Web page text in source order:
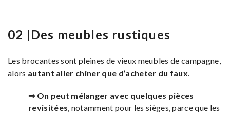
02 |Des meubles rustiques
Les brocantes sont pleines de vieux meubles de campagne,
alors autant aller chiner que d’acheter du faux
⇒ On peut mélanger avec quelques pièces
revisitées , notamment pour les sièges, parce que les